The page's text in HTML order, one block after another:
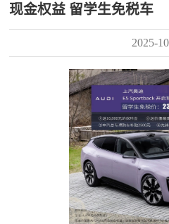
现金权益 留学生免税车
2025-